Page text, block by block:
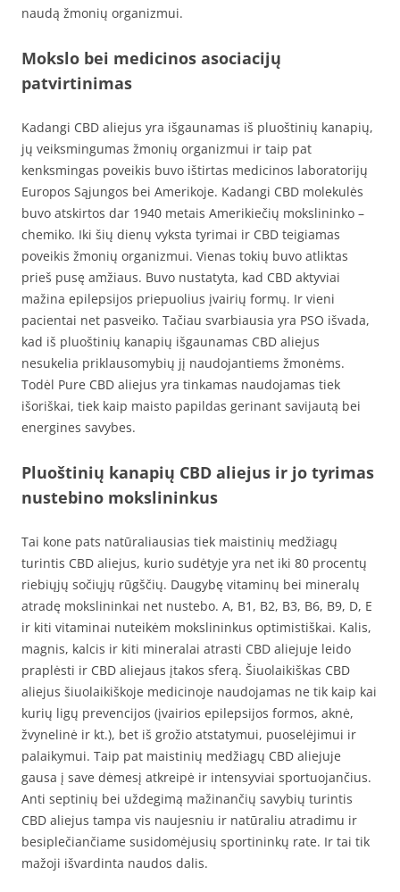
naudą žmonių organizmui.
Mokslo bei medicinos asociacijų
patvirtinimas
Kadangi CBD aliejus yra išgaunamas iš pluoštinių kanapių,
jų veiksmingumas žmonių organizmui ir taip pat
kenksmingas poveikis buvo ištirtas medicinos laboratorijų
Europos Sąjungos bei Amerikoje. Kadangi CBD molekulės
buvo atskirtos dar 1940 metais Amerikiečių mokslininko –
chemiko. Iki šių dienų vyksta tyrimai ir CBD teigiamas
poveikis žmonių organizmui. Vienas tokių buvo atliktas
prieš pusę amžiaus. Buvo nustatyta, kad CBD aktyviai
mažina epilepsijos priepuolius įvairių formų. Ir vieni
pacientai net pasveiko. Tačiau svarbiausia yra PSO išvada,
kad iš pluoštinių kanapių išgaunamas CBD aliejus
nesukelia priklausomybių jį naudojantiems žmonėms.
Todėl Pure CBD aliejus yra tinkamas naudojamas tiek
išoriškai, tiek kaip maisto papildas gerinant savijautą bei
energines savybes.
Pluoštinių kanapių CBD aliejus ir jo tyrimas
nustebino mokslininkus
Tai kone pats natūraliausias tiek maistinių medžiagų
turintis CBD aliejus, kurio sudėtyje yra net iki 80 procentų
riebiųjų sočiųjų rūgščių. Daugybę vitaminų bei mineralų
atradę mokslininkai net nustebo. A, B1, B2, B3, B6, B9, D, E
ir kiti vitaminai nuteikėm mokslininkus optimistiškai. Kalis,
magnis, kalcis ir kiti mineralai atrasti CBD aliejuje leido
praplėsti ir CBD aliejaus įtakos sferą. Šiuolaikiškas CBD
aliejus šiuolaikiškoje medicinoje naudojamas ne tik kaip kai
kurių ligų prevencijos (įvairios epilepsijos formos, aknė,
žvynelinė ir kt.), bet iš grožio atstatymui, puoselėjimui ir
palaikymui. Taip pat maistinių medžiagų CBD aliejuje
gausa į save dėmesį atkreipė ir intensyviai sportuojančius.
Anti septinių bei uždegimą mažinančių savybių turintis
CBD aliejus tampa vis naujesniu ir natūraliu atradimu ir
besiplečiančiame susidomėjusių sportininkų rate. Ir tai tik
mažoji išvardinta naudos dalis.